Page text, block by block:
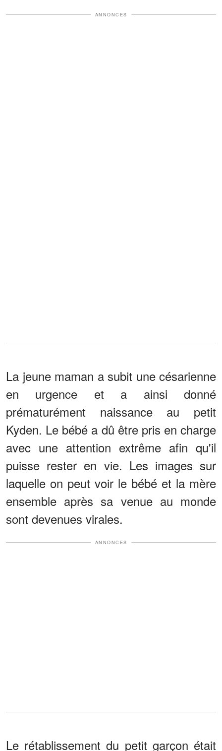
ANNONCES
La jeune maman a subit une césarienne
en urgence et a ainsi donné
prématurément naissance au petit
Kyden. Le bébé a dû être pris en charge
avec une attention extrême afin qu'il
puisse rester en vie. Les images sur
laquelle on peut voir le bébé et la mère
ensemble après sa venue au monde
sont devenues virales.
ANNONCES
Le rétablissement du petit garçon était